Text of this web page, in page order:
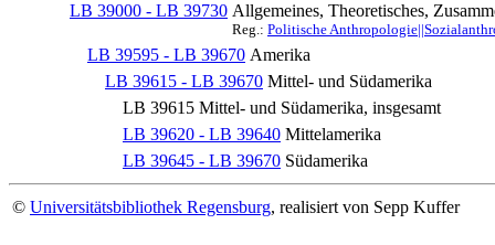
LB 39000 - LB 39730 Allgemeines, Theoretisches,
Reg.: Politische
LB 39595 - LB 39670 Amerika
LB 39615 - LB 39670 Mittel- und Südamerika
LB 39615 Mittel- und Südamerika, insgesamt
LB 39620 - LB 39640 Mittelamerika
LB 39645 - LB 39670 Südamerika
© Universitätsbibliothek Regensburg, realisiert von Sepp Kuffer